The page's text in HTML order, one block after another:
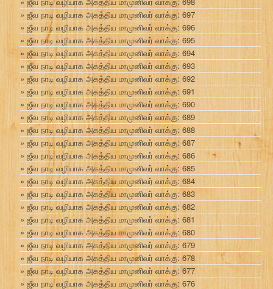
ஜீவ நாடி வழியாக அகத்திய மாமுனிவர் வாக்கு: 697
ஜீவ நாடி வழியாக அகத்திய மாமுனிவர் வாக்கு: 696
ஜீவ நாடி வழியாக அகத்திய மாமுனிவர் வாக்கு: 695
ஜீவ நாடி வழியாக அகத்திய மாமுனிவர் வாக்கு: 694
ஜீவ நாடி வழியாக அகத்திய மாமுனிவர் வாக்கு: 693
ஜீவ நாடி வழியாக அகத்திய மாமுனிவர் வாக்கு: 692
ஜீவ நாடி வழியாக அகத்திய மாமுனிவர் வாக்கு: 691
ஜீவ நாடி வழியாக அகத்திய மாமுனிவர் வாக்கு: 690
ஜீவ நாடி வழியாக அகத்திய மாமுனிவர் வாக்கு: 689
ஜீவ நாடி வழியாக அகத்திய மாமுனிவர் வாக்கு: 688
ஜீவ நாடி வழியாக அகத்திய மாமுனிவர் வாக்கு: 687
ஜீவ நாடி வழியாக அகத்திய மாமுனிவர் வாக்கு: 686
ஜீவ நாடி வழியாக அகத்திய மாமுனிவர் வாக்கு: 685
ஜீவ நாடி வழியாக அகத்திய மாமுனிவர் வாக்கு: 684
ஜீவ நாடி வழியாக அகத்திய மாமுனிவர் வாக்கு: 683
ஜீவ நாடி வழியாக அகத்திய மாமுனிவர் வாக்கு: 682
ஜீவ நாடி வழியாக அகத்திய மாமுனிவர் வாக்கு: 681
ஜீவ நாடி வழியாக அகத்திய மாமுனிவர் வாக்கு: 680
ஜீவ நாடி வழியாக அகத்திய மாமுனிவர் வாக்கு: 679
ஜீவ நாடி வழியாக அகத்திய மாமுனிவர் வாக்கு: 678
ஜீவ நாடி வழியாக அகத்திய மாமுனிவர் வாக்கு: 677
ஜீவ நாடி வழியாக அகத்திய மாமுனிவர் வாக்கு: 676